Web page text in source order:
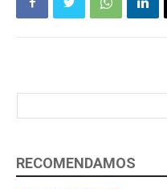
RECOMENDAMOS